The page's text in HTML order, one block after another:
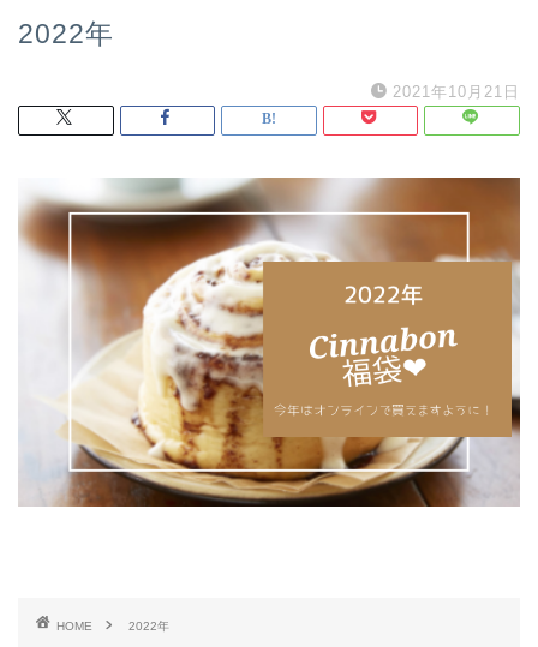
2022年
2021年10月21日
HOME 2022年